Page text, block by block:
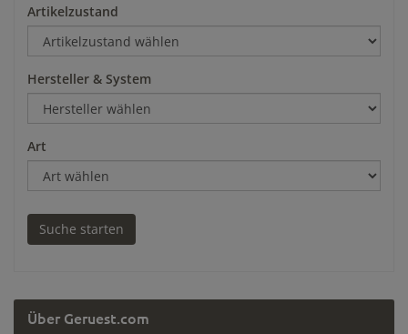
Artikelzustand
Hersteller & System
Art
Über Geruest.com